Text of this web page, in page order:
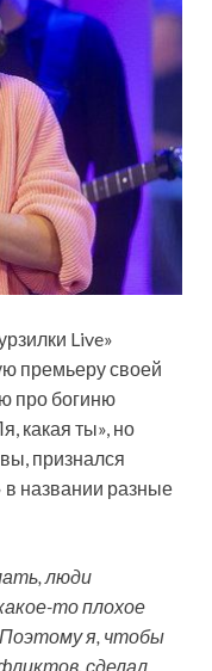
Live»
премьеру своей
про богиню
какая ты», но
признался
в названии разные
люди
то плохое
я, чтобы
сделал